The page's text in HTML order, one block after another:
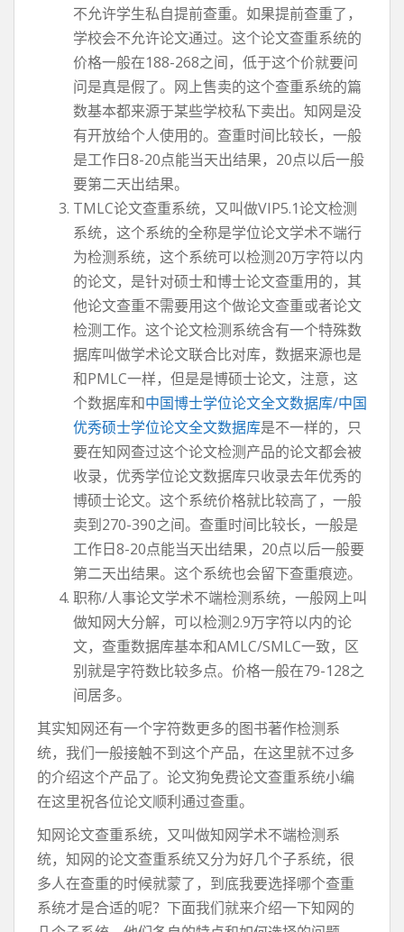
不允许学生私自提前查重。如果提前查重了，
学校会不允许论文通过。这个论文查重系统的
价格一般在188-268之间，低于这个价就要问
问是真是假了。网上售卖的这个查重系统的篇
数基本都来源于某些学校私下卖出。知网是没
有开放给个人使用的。查重时间比较长，一般
是工作日8-20点能当天出结果，20点以后一般
要第二天出结果。
TMLC论文查重系统，又叫做VIP5.1论文检测
系统，这个系统的全称是学位论文学术不端行
为检测系统，这个系统可以检测20万字符以内
的论文，是针对硕士和博士论文查重用的，其
他论文查重不需要用这个做论文查重或者论文
检测工作。这个论文检测系统含有一个特殊数
据库叫做学术论文联合比对库，数据来源也是
和PMLC一样，但是是博硕士论文，注意，这
个数据库和中国博士学位论文全文数据库/中国
优秀硕士学位论文全文数据库是不一样的，只
要在知网查过这个论文检测产品的论文都会被
收录，优秀学位论文数据库只收录去年优秀的
博硕士论文。这个系统价格就比较高了，一般
卖到270-390之间。查重时间比较长，一般是
工作日8-20点能当天出结果，20点以后一般要
第二天出结果。这个系统也会留下查重痕迹。
职称/人事论文学术不端检测系统，一般网上叫
做知网大分解，可以检测2.9万字符以内的论
文，查重数据库基本和AMLC/SMLC一致，区
别就是字符数比较多点。价格一般在79-128之
间居多。
其实知网还有一个字符数更多的图书著作检测系
统，我们一般接触不到这个产品，在这里就不过多
的介绍这个产品了。论文狗免费论文查重系统小编
在这里祝各位论文顺利通过查重。
知网论文查重系统，又叫做知网学术不端检测系
统，知网的论文查重系统又分为好几个子系统，很
多人在查重的时候就蒙了，到底我要选择哪个查重
系统才是合适的呢？下面我们就来介绍一下知网的